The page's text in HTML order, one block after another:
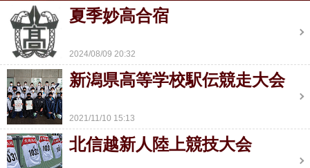
夏季妙高合宿
2024/08/09 20:32
新潟県高等学校駅伝競走大会
2021/11/10 15:13
北信越新人陸上競技大会